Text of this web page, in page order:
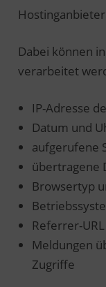
Dabei können
verarbeitet
IP-Adresse
Datum und
aufgerufene
übertragene
Browsertyp
Referrer-URL
Meldungen
Zugriffe